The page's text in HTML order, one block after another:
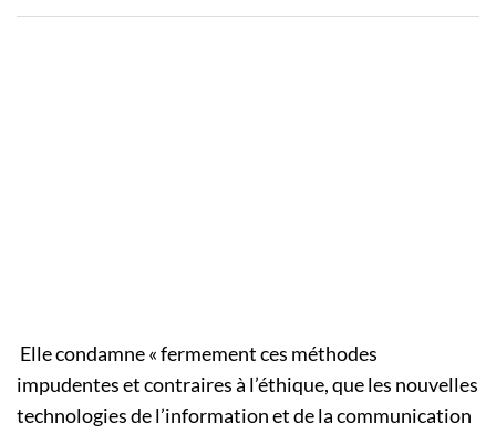
Elle condamne « fermement ces méthodes
impudentes et contraires à l’éthique, que les nouvelles
technologies de l’information et de la communication